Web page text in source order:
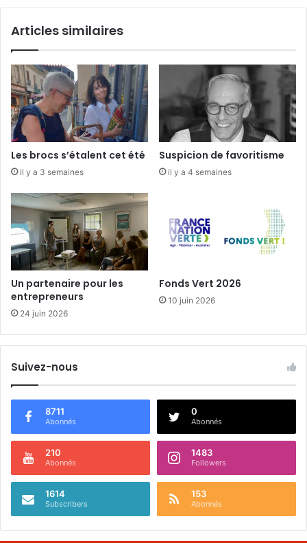
g
e
n
t
s
a
s
q
a
e
Articles similaires
Les brocs s’étalent cet été
il y a 3 semaines
Suspicion de favoritisme
il y a 4 semaines
Un partenaire pour les
entrepreneurs
24 juin 2026
Fonds Vert 2026
10 juin 2026
Suivez-nous
8711
Abonnés
0
Abonnés
210
Abonnés
1483
Followers
1614
Subscribers
153
Abonnés